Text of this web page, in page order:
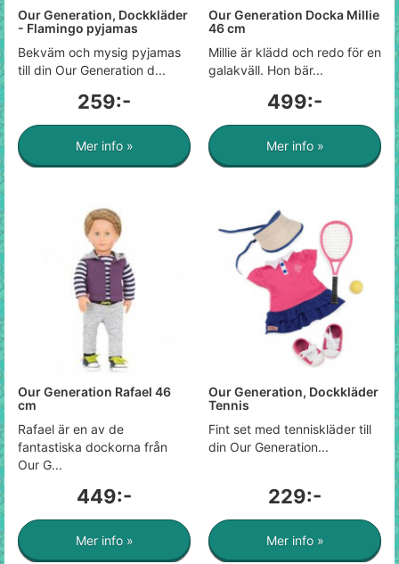
Our Generation, Dockkläder
- Flamingo pyjamas
Bekväm och mysig pyjamas
till din Our Generation d...
259:-
Mer info »
Our Generation Docka Millie
46 cm
Millie är klädd och redo för en
galakväll. Hon bär...
499:-
Mer info »
Our Generation Rafael 46
cm
Rafael är en av de
fantastiska dockorna från
Our G...
449:-
Mer info »
Our Generation, Dockkläder
Tennis
Fint set med tenniskläder till
din Our Generation...
229:-
Mer info »